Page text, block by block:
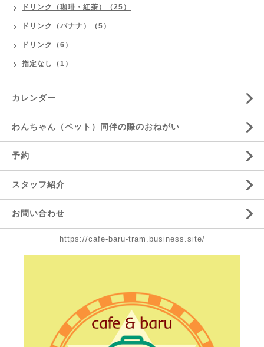
ドリンク（珈琲・紅茶）（25）
ドリンク（バナナ）（5）
ドリンク（6）
指定なし（1）
カレンダー
わんちゃん（ペット）同伴の際のおねがい
予約
スタッフ紹介
お問い合わせ
https://cafe-baru-tram.business.site/